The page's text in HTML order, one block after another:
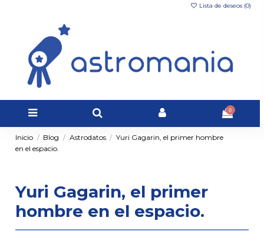
Lista de deseos (0)
0
Inicio Blog Astrodatos
Yuri Gagarin, el primer hombre
en el espacio.
Yuri Gagarin, el primer
hombre en el espacio.